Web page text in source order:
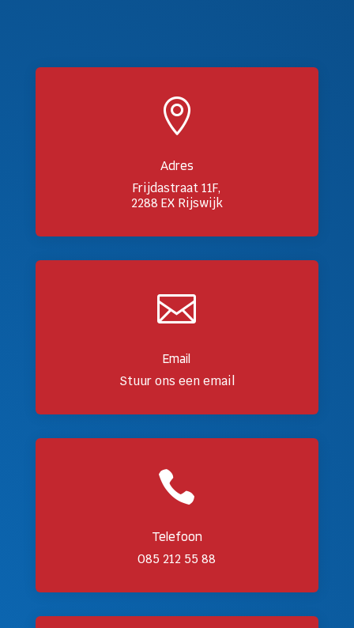

Adres
Frijdastraat 11F,
2288 EX Rijswijk

Email
Stuur ons een email

Telefoon
085 212 55 88